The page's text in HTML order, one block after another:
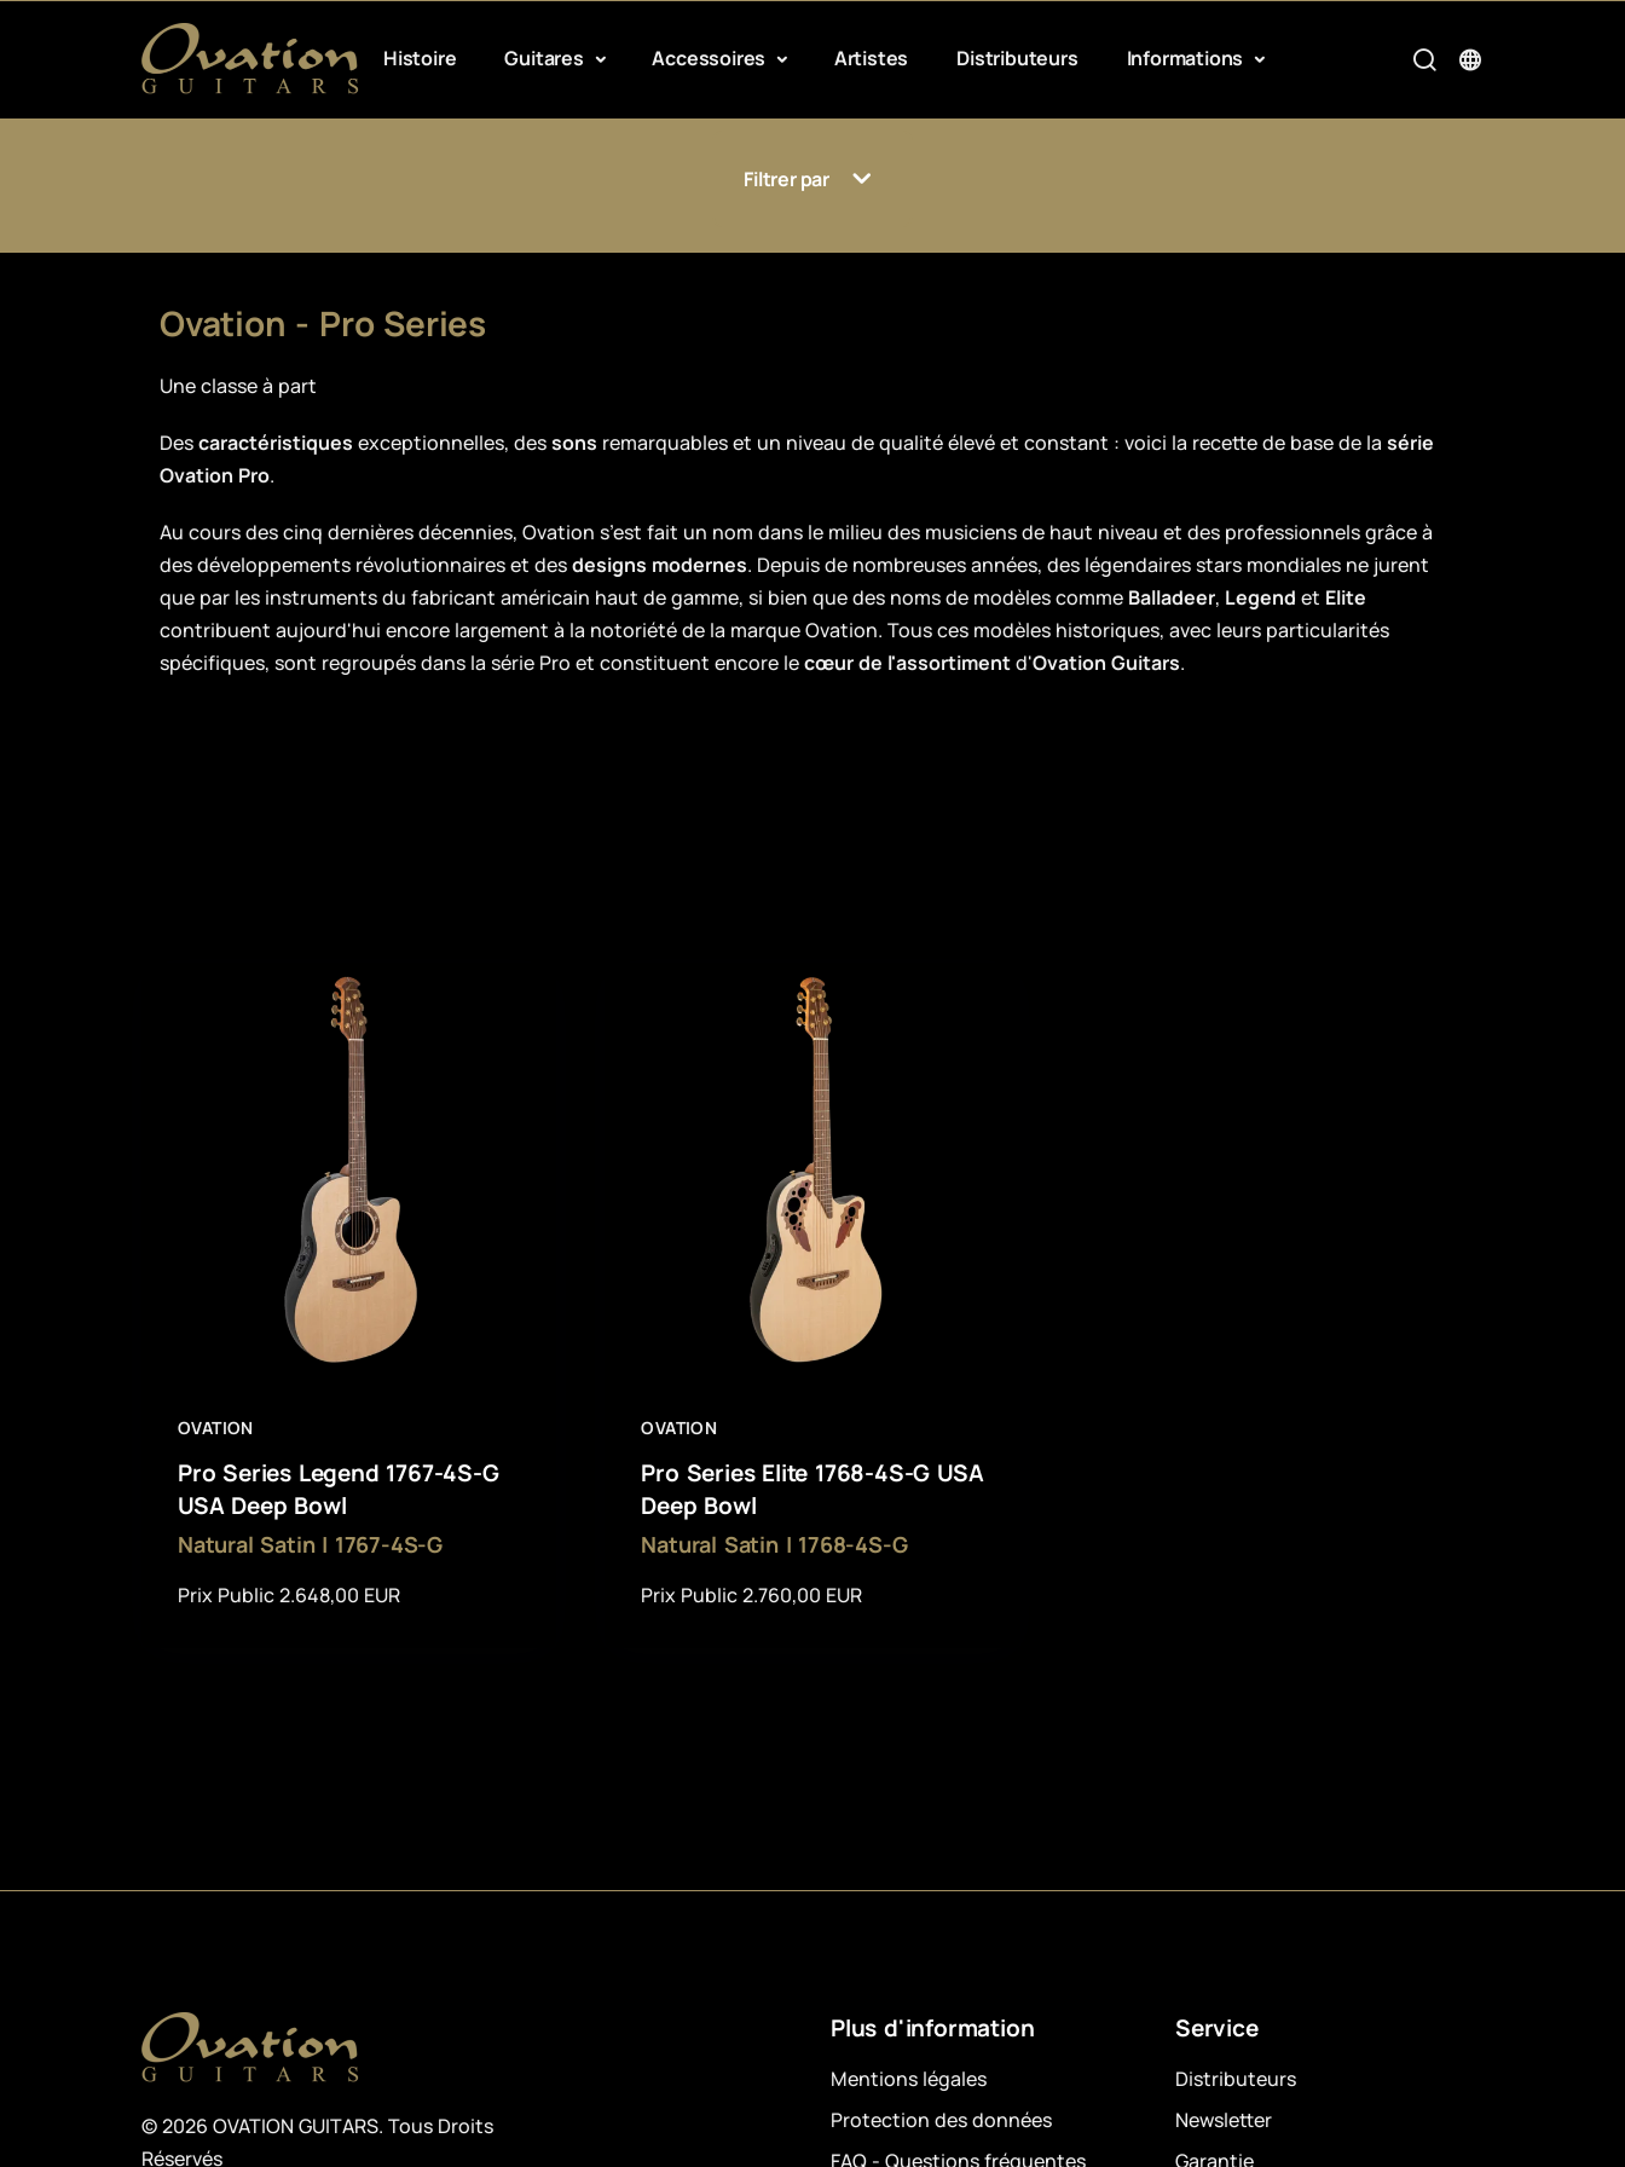
Histoire Guitares Accessoires Artistes Distributeurs Informations
Filtrer par
Ovation - Pro Series
Une classe à part
Descaractéristiques exceptionnelles, dessons remarquables et un niveau de qualité élevé et constant : voici la recette de base de la série
Ovation Pro.
Au cours des cinq dernières décennies, Ovation s’est fait un nom dans le milieu des musiciens de haut niveau et des professionnels grâce à
des développements révolutionnaires et desdesigns modernes. Depuis de nombreuses années, des légendaires stars mondiales ne jurent
que par les instruments du fabricant américain haut de gamme, si bien que des noms de modèles comme Balladeer, Legend et Elite
contribuent aujourd'hui encore largement à la notoriété de la marque Ovation. Tous ces modèles historiques, avec leurs particularités
spécifiques, sont regroupés dans la série Pro et constituent encore lecœur de l'assortimentd'Ovation Guitars.
OVATION
Pro Series Legend 1767-4S-G
USA Deep Bowl
Natural Satin | 1767-4S-G
Prix Public 2.648,00 EUR
OVATION
Pro Series Elite 1768-4S-G USA
Deep Bowl
Natural Satin | 1768-4S-G
Prix Public 2.760,00 EUR
© 2026 OVATION GUITARS. Tous Droits
Réservés
Plus d'information
Mentions légales
Protection des données
FAQ - Questions fréquentes
Service
Distributeurs
Newsletter
Garantie